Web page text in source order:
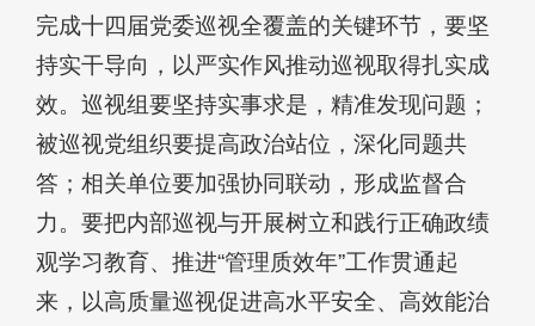
完成十四届党委巡视全覆盖的关键环节，要坚
持实干导向，以严实作风推动巡视取得扎实成
效。巡视组要坚持实事求是，精准发现问题；
被巡视党组织要提高政治站位，深化同题共
答；相关单位要加强协同联动，形成监督合
力。要把内部巡视与开展树立和践行正确政绩
观学习教育、推进“管理质效年”工作贯通起
来，以高质量巡视促进高水平安全、高效能治